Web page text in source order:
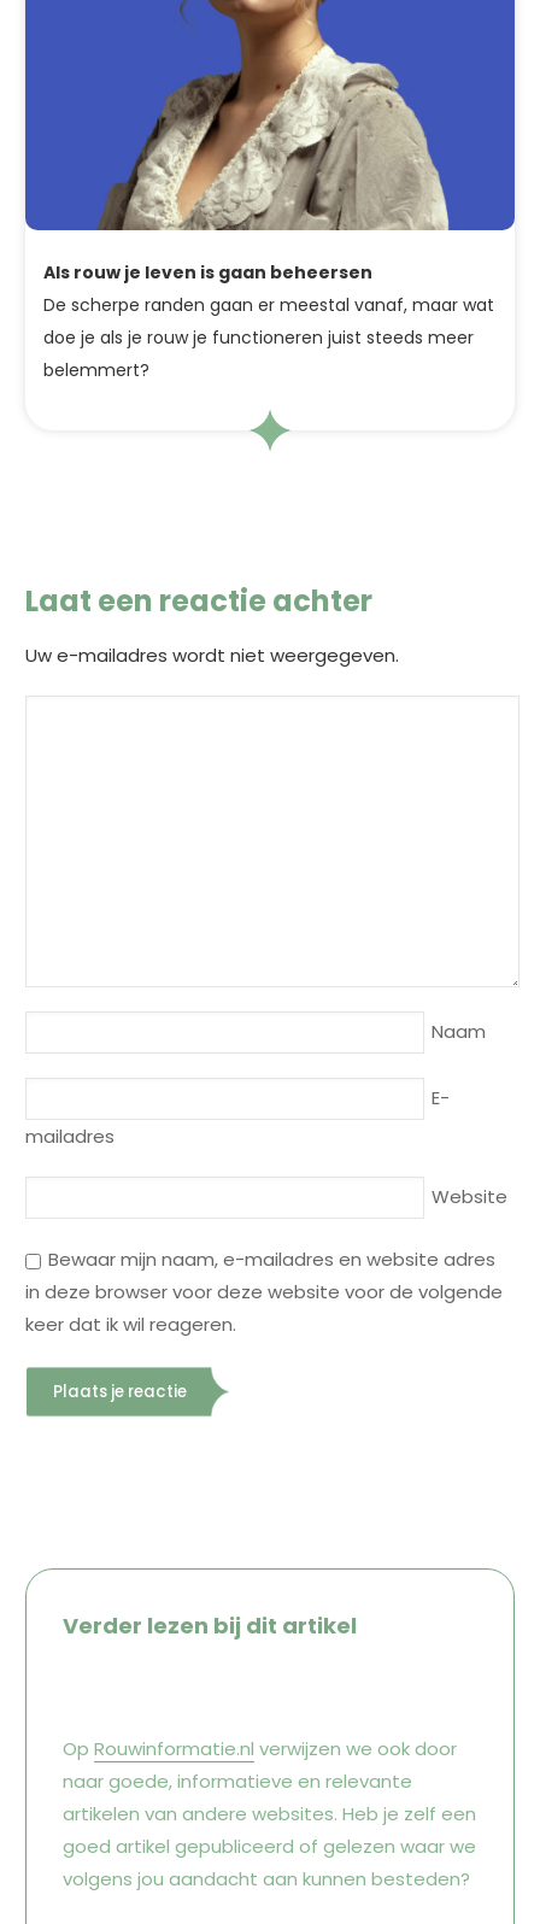
Als rouw je leven is gaan beheersen
De scherpe randen gaan er meestal vanaf, maar wat
doe je als je rouw je functioneren juist steeds meer
belemmert?
Laat een reactie achter
Uw e-mailadres wordt niet weergegeven.
Naam
E-
mailadres
Website
Bewaar mijn naam, e-mailadres en website adres
in deze browser voor deze website voor de volgende
keer dat ik wil reageren.
Verder lezen bij dit artikel
OpRouwinformatie.nl verwijzen we ook door
naar goede, informatieve en relevante
artikelen van andere websites. Heb je zelf een
goed artikel gepubliceerd of gelezen waar we
volgens jou aandacht aan kunnen besteden?